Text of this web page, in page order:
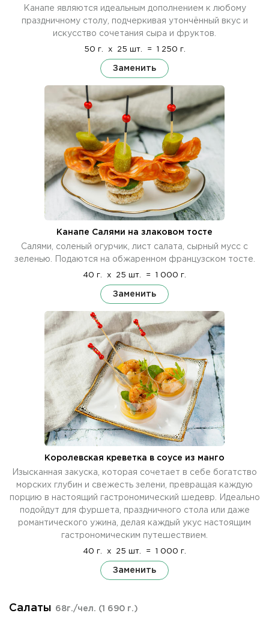
Канапе являются идеальным дополнением к любому
праздничному столу, подчеркивая утончённый вкус и
искусство сочетания сыра и фруктов.
50 г. x 25 шт. = 1 250 г.
Заменить
Канапе Салями на злаковом тосте
Салями, соленый огурчик, лист салата, сырный мусс с
зеленью. Подаются на обжаренном французском тосте.
40 г. x 25 шт. = 1 000 г.
Заменить
Королевская креветка в соусе из манго
Изысканная закуска, которая сочетает в себе богатство
морских глубин и свежесть зелени, превращая каждую
порцию в настоящий гастрономический шедевр. Идеально
подойдут для фуршета, праздничного стола или даже
романтического ужина, делая каждый укус настоящим
гастрономическим путешествием.
40 г. x 25 шт. = 1 000 г.
Заменить
Салаты 68г./чел. (1 690 г.)